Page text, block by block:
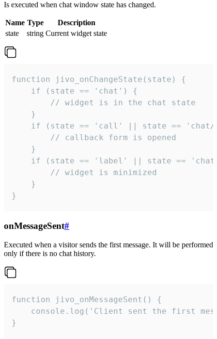
Is executed when chat window state has changed.
Name Type
Description
state
string Current widget state
function jivo_onChangeState(state) {
    if (state == 'chat') {
        // widget is in the chat state
    }
if (state == 'call' || state ==
        // callback form is opened
    }
if (state == 'label' || state ==
        // widget is minimized
    }
}
onMessageSent#
Executed when a visitor sends the first message. It will be performed
only if there is no chat history.
function jivo_onMessageSent() {
console.log('Client sent the first
}